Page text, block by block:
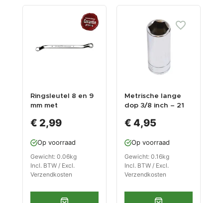
Ringsleutel 8 en 9
mm met
garantie
€ 2,99
Op voorraad
Gewicht: 0.06kg
Incl. BTW / Excl.
Verzendkosten
Metrische lange
dop 3/8 inch – 21
6,3 cm. lange
€ 4,95
Op voorraad
Gewicht: 0.16kg
Incl. BTW / Excl.
Verzendkosten